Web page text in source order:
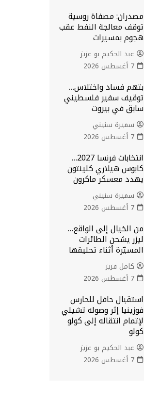
مصدران: مصفاة روسية
توقف معالجة النفط عقب
هجوم بمسيرات
عبد الحكيم بو عزيز
7 أغسطس 2026
بتهم فساد واختلاس…
توقيف سفير فلسطيني
سابق في بيروت
سميرة سنيني
7 أغسطس 2026
انتخابات فرنسا 2027…
كابوس هيلاري كلينتون
يهدد معسكر ماكرون
سميرة سنيني
7 أغسطس 2026
من الخيال إلى الواقع…
ليزر يشحن الطائرات
المسيّرة أثناء تحليقها
كامل فزيز
7 أغسطس 2026
استقبال حافل للحارس
فوزينيا إثر وصوله تشيلي
لإتمام انتقاله إلى كولو
كولو
عبد الحكيم بو عزيز
7 أغسطس 2026